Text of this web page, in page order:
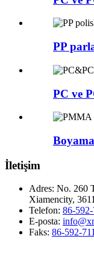
PP
PC ve
İletişim
Adres: No. 260
Xiamencity,
Telefon: 86-
E-posta:
Faks: 86-592-